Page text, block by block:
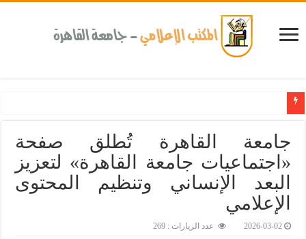
جامعة القاهرة تُطلق صفحة
«اجتماعيات جامعة القاهرة» لتعزيز
البعد الإنساني وتنظيم المحتوى
الإعلامي‎
2026-03-02 عدد الزيارات : 269